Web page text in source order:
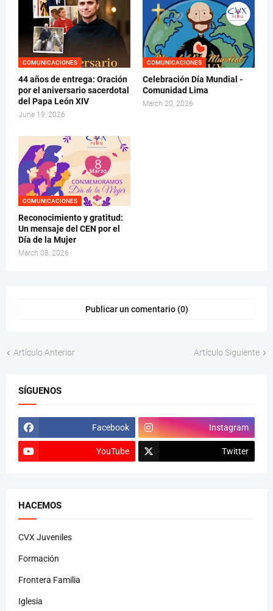
COMUNICACIONES
44 años de entrega: Oración
por el aniversario sacerdotal
del Papa León XIV
June 19, 2026
COMUNICACIONES
Celebración Día Mundial -
Comunidad Lima
March 20, 2026
COMUNICACIONES
Reconocimiento y gratitud:
Un mensaje del CEN por el
Día de la Mujer
March 08, 2026
Publicar un comentario (0)
Artículo Anterior Artículo Siguiente
SÍGUENOS
Facebook Instagram
YouTube Twitter
HACEMOS
CVX Juveniles
Formación
Frontera Familia
Iglesia